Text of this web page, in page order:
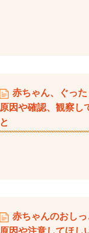
赤ちゃん、ぐっ
原因や確認、観察し
と
赤ちゃんのおしっ